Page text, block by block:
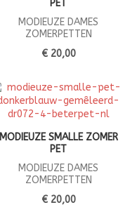
PET
MODIEUZE DAMES
ZOMERPETTEN
€ 20,00
MODIEUZE SMALLE ZOMER
PET
MODIEUZE DAMES
ZOMERPETTEN
€ 20,00